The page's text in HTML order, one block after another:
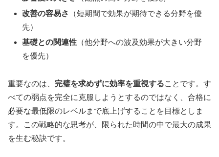
改善の容易さ
（短期間で効果が期待できる分野を優
先）
基礎との関連性 （他分野への波及効果が大きい分野
を優先）
重要なのは、 完璧を求めずに効率を重視することです。す
べての弱点を完全に克服しようとするのではなく、合格に
必要な最低限のレベルまで底上げすることを目標としま
す。この戦略的な思考が、限られた時間の中で最大の成果
を生む秘訣です。